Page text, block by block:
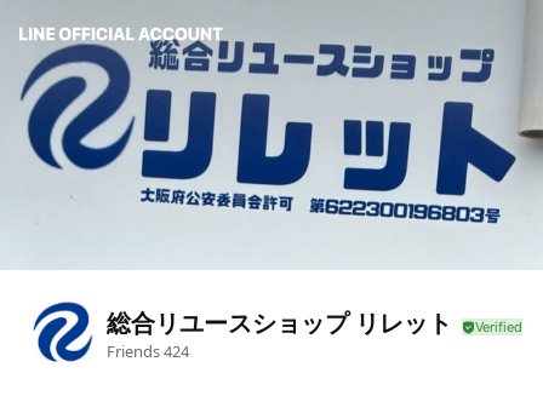
総合リユースショップ リレット
Friends424